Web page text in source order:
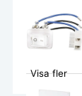
Visa fler